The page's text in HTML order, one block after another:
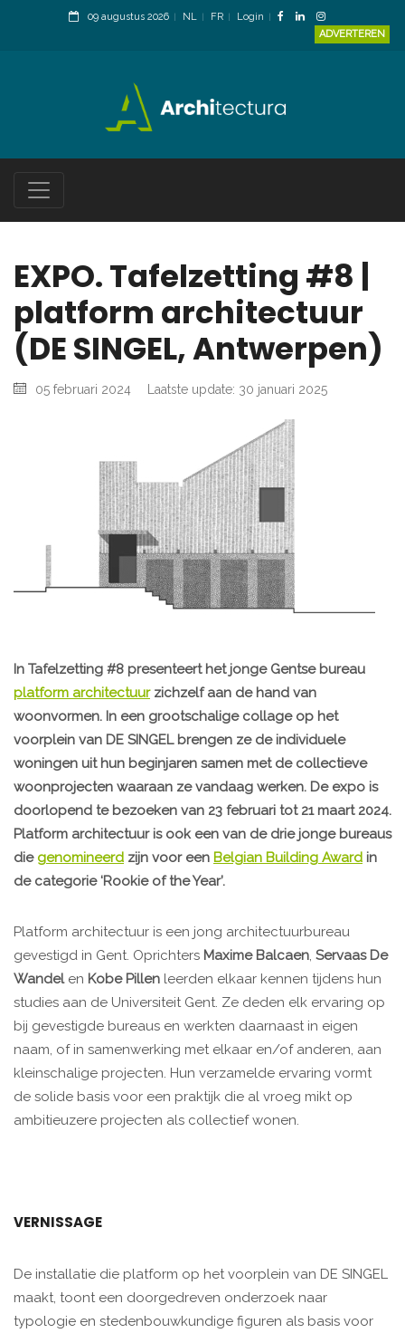
09 augustus 2026 NL FR
Login
ADVERTEREN
EXPO. Tafelzetting #8 |
platform architectuur
(DE SINGEL, Antwerpen)
05 februari 2024 Laatste update: 30 januari 2025
In Tafelzetting #8 presenteert het jonge Gentse bureau
platform architectuurzichzelf aan de hand van
woonvormen. In een grootschalige collage op het
voorplein van DE SINGEL brengen ze de individuele
woningen uit hun beginjaren samen met de collectieve
woonprojecten waaraan ze vandaag werken. De expo is
doorlopend te bezoeken van 23 februari tot 21 maart 2024.
Platform architectuur is ook een van de drie jonge bureaus
die genomineerd zijn voor een Belgian Building Award in
de categorie ‘Rookie of the Year’.
Platform architectuur is een jong architectuurbureau
gevestigd in Gent. Oprichters Maxime Balcaen, Servaas De
Wandelen Kobe Pillen leerden elkaar kennen tijdens hun
studies aan de Universiteit Gent. Ze deden elk ervaring op
bij gevestigde bureaus en werkten daarnaast in eigen
naam, of in samenwerking met elkaar en/of anderen, aan
kleinschalige projecten. Hun verzamelde ervaring vormt
de solide basis voor een praktijk die al vroeg mikt op
ambitieuzere projecten als collectief wonen.
VERNISSAGE
De installatie die platform op het voorplein van DE SINGEL
maakt, toont een doorgedreven onderzoek naar
typologie en stedenbouwkundige figuren als basis voor